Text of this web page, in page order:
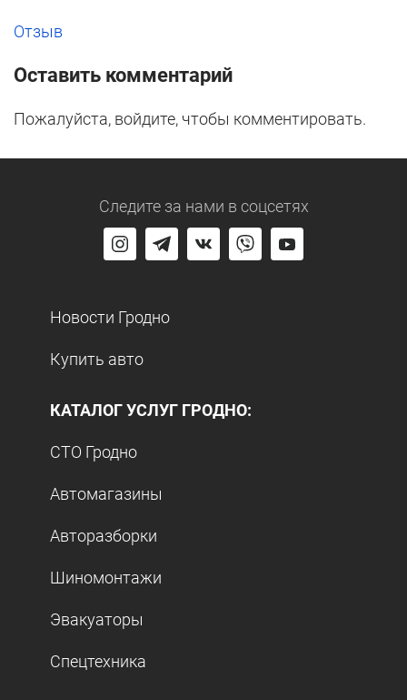
Отзыв
Оставить комментарий
Пожалуйста, войдите, чтобы комментировать.
Следите за нами в соцсетях
Новости Гродно
Купить авто
КАТАЛОГ УСЛУГ ГРОДНО:
СТО Гродно
Автомагазины
Авторазборки
Шиномонтажи
Эвакуаторы
Спецтехника